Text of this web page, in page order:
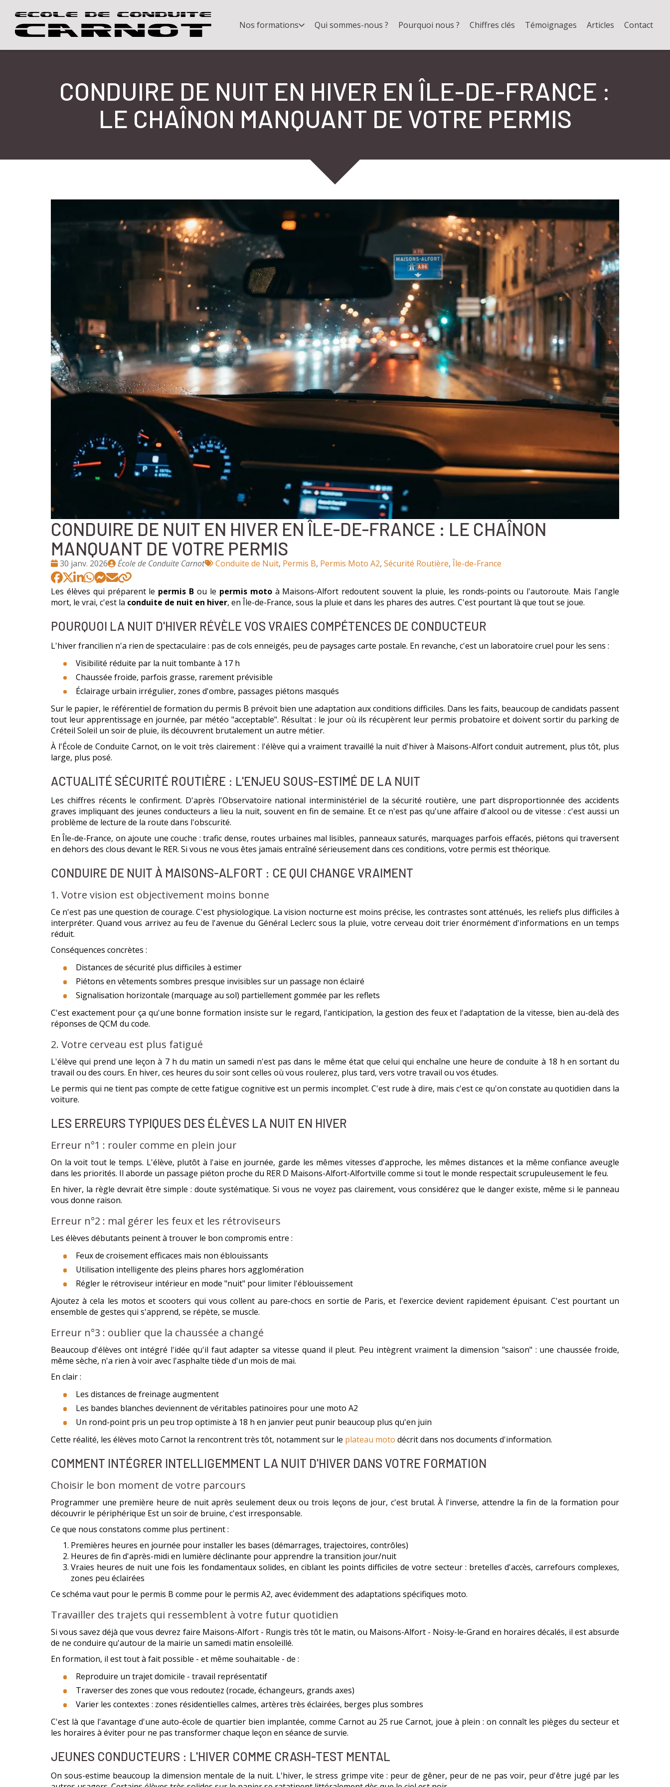
Nos formations Qui sommes-nous ? Pourquoi nous ? Chiffres clés Témoignages Articles Contact
CONDUIRE DE NUIT EN HIVER EN ÎLE-DE-FRANCE :
LE CHAÎNON MANQUANT DE VOTRE PERMIS
CONDUIRE DE NUIT EN HIVER EN ÎLE-DE-FRANCE : LE CHAÎNON
MANQUANT DE VOTRE PERMIS
Date
:
30 janv. 2026
Publié
par
École de Conduite Carnot
Tags
Conduite de Nuit, Permis B, Permis Moto A2, Sécurité Routière, Île-de-France
Les élèves qui préparent le permis B ou le permis motoà Maisons-Alfort redoutent souvent la pluie, les ronds-points ou l'autoroute. Mais l'angle
mort, le vrai, c'est la conduite de nuit en hiver, en Île-de-France, sous la pluie et dans les phares des autres. C'est pourtant là que tout se joue.
POURQUOI LA NUIT D'HIVER RÉVÈLE VOS VRAIES COMPÉTENCES DE CONDUCTEUR
L'hiver francilien n'a rien de spectaculaire : pas de cols enneigés, peu de paysages carte postale. En revanche, c'est un laboratoire cruel pour les sens :
Visibilité réduite par la nuit tombante à 17 h
Chaussée froide, parfois grasse, rarement prévisible
Éclairage urbain irrégulier, zones d'ombre, passages piétons masqués
Sur le papier, le référentiel de formation du permis B prévoit bien une adaptation aux conditions difficiles. Dans les faits, beaucoup de candidats passent
tout leur apprentissage en journée, par météo "acceptable". Résultat : le jour où ils récupèrent leur permis probatoire et doivent sortir du parking de
Créteil Soleil un soir de pluie, ils découvrent brutalement un autre métier.
À l'École de Conduite Carnot, on le voit très clairement : l'élève qui a vraiment travaillé la nuit d'hiver à Maisons-Alfort conduit autrement, plus tôt, plus
large, plus posé.
ACTUALITÉ SÉCURITÉ ROUTIÈRE : L'ENJEU SOUS-ESTIMÉ DE LA NUIT
Les chiffres récents le confirment. D'après l'Observatoire national interministériel de la sécurité routière, une part disproportionnée des accidents
graves impliquant des jeunes conducteurs a lieu la nuit, souvent en fin de semaine. Et ce n'est pas qu'une affaire d'alcool ou de vitesse : c'est aussi un
problème de lecture de la route dans l'obscurité.
En Île-de-France, on ajoute une couche : trafic dense, routes urbaines mal lisibles, panneaux saturés, marquages parfois effacés, piétons qui traversent
en dehors des clous devant le RER. Si vous ne vous êtes jamais entraîné sérieusement dans ces conditions, votre permis est théorique.
CONDUIRE DE NUIT À MAISONS-ALFORT : CE QUI CHANGE VRAIMENT
1. Votre vision est objectivement moins bonne
Ce n'est pas une question de courage. C'est physiologique. La vision nocturne est moins précise, les contrastes sont atténués, les reliefs plus difficiles à
interpréter. Quand vous arrivez au feu de l'avenue du Général Leclerc sous la pluie, votre cerveau doit trier énormément d'informations en un temps
réduit.
Conséquences concrètes :
Distances de sécurité plus difficiles à estimer
Piétons en vêtements sombres presque invisibles sur un passage non éclairé
Signalisation horizontale (marquage au sol) partiellement gommée par les reflets
C'est exactement pour ça qu'une bonne formation insiste sur le regard, l'anticipation, la gestion des feux et l'adaptation de la vitesse, bien au-delà des
réponses de QCM du code.
2. Votre cerveau est plus fatigué
L'élève qui prend une leçon à 7 h du matin un samedi n'est pas dans le même état que celui qui enchaîne une heure de conduite à 18 h en sortant du
travail ou des cours. En hiver, ces heures du soir sont celles où vous roulerez, plus tard, vers votre travail ou vos études.
Le permis qui ne tient pas compte de cette fatigue cognitive est un permis incomplet. C'est rude à dire, mais c'est ce qu'on constate au quotidien dans la
voiture.
LES ERREURS TYPIQUES DES ÉLÈVES LA NUIT EN HIVER
Erreur n°1 : rouler comme en plein jour
On la voit tout le temps. L'élève, plutôt à l'aise en journée, garde les mêmes vitesses d'approche, les mêmes distances et la même confiance aveugle
dans les priorités. Il aborde un passage piéton proche du RER D Maisons-Alfort-Alfortville comme si tout le monde respectait scrupuleusement le feu.
En hiver, la règle devrait être simple : doute systématique. Si vous ne voyez pas clairement, vous considérez que le danger existe, même si le panneau
vous donne raison.
Erreur n°2 : mal gérer les feux et les rétroviseurs
Les élèves débutants peinent à trouver le bon compromis entre :
Feux de croisement efficaces mais non éblouissants
Utilisation intelligente des pleins phares hors agglomération
Régler le rétroviseur intérieur en mode "nuit" pour limiter l'éblouissement
Ajoutez à cela les motos et scooters qui vous collent au pare-chocs en sortie de Paris, et l'exercice devient rapidement épuisant. C'est pourtant un
ensemble de gestes qui s'apprend, se répète, se muscle.
Erreur n°3 : oublier que la chaussée a changé
Beaucoup d'élèves ont intégré l'idée qu'il faut adapter sa vitesse quand il pleut. Peu intègrent vraiment la dimension "saison" : une chaussée froide,
même sèche, n'a rien à voir avec l'asphalte tiède d'un mois de mai.
En clair :
Les distances de freinage augmentent
Les bandes blanches deviennent de véritables patinoires pour une moto A2
Un rond-point pris un peu trop optimiste à 18 h en janvier peut punir beaucoup plus qu'en juin
Cette réalité, les élèves moto Carnot la rencontrent très tôt, notamment sur le plateau moto décrit dans nos documents d'information.
COMMENT INTÉGRER INTELLIGEMMENT LA NUIT D'HIVER DANS VOTRE FORMATION
Choisir le bon moment de votre parcours
Programmer une première heure de nuit après seulement deux ou trois leçons de jour, c'est brutal. À l'inverse, attendre la fin de la formation pour
découvrir le périphérique Est un soir de bruine, c'est irresponsable.
Ce que nous constatons comme plus pertinent :
Premières heures en journée pour installer les bases (démarrages, trajectoires, contrôles)
Heures de fin d'après-midi en lumière déclinante pour apprendre la transition jour/nuit
Vraies heures de nuit une fois les fondamentaux solides, en ciblant les points difficiles de votre secteur : bretelles d'accès, carrefours complexes,
zones peu éclairées
Ce schéma vaut pour le permis B comme pour le permis A2, avec évidemment des adaptations spécifiques moto.
Travailler des trajets qui ressemblent à votre futur quotidien
Si vous savez déjà que vous devrez faire Maisons-Alfort - Rungis très tôt le matin, ou Maisons-Alfort - Noisy-le-Grand en horaires décalés, il est absurde
de ne conduire qu'autour de la mairie un samedi matin ensoleillé.
En formation, il est tout à fait possible - et même souhaitable - de :
Reproduire un trajet domicile - travail représentatif
Traverser des zones que vous redoutez (rocade, échangeurs, grands axes)
Varier les contextes : zones résidentielles calmes, artères très éclairées, berges plus sombres
C'est là que l'avantage d'une auto-école de quartier bien implantée, comme Carnot au 25 rue Carnot, joue à plein : on connaît les pièges du secteur et
les horaires à éviter pour ne pas transformer chaque leçon en séance de survie.
JEUNES CONDUCTEURS : L'HIVER COMME CRASH-TEST MENTAL
On sous-estime beaucoup la dimension mentale de la nuit. L'hiver, le stress grimpe vite : peur de gêner, peur de ne pas voir, peur d'être jugé par les